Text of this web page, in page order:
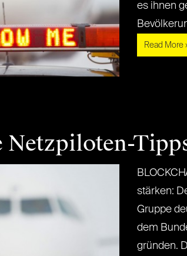
es ihnen
Read More
Netzpiloten-
stärken:
Gruppe
dem
gründen.